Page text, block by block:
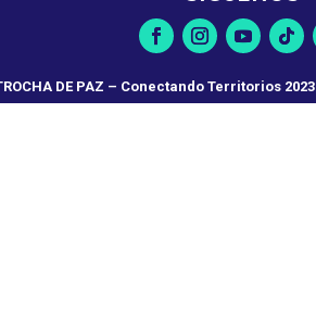
DE PAZ – Conectando Territorios 2023